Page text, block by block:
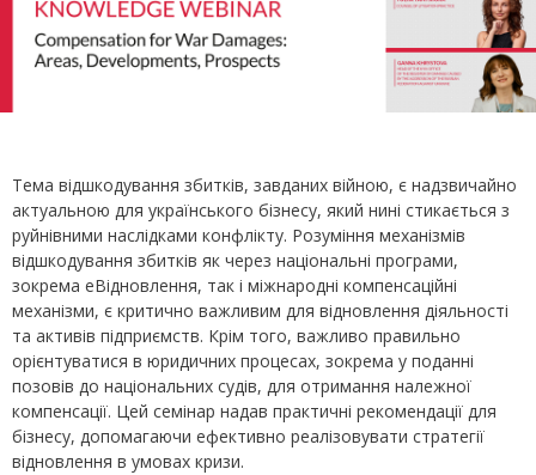
Тема відшкодування збитків, завданих війною, є надзвичайно
актуальною для українського бізнесу, який нині стикається з
руйнівними наслідками конфлікту. Розуміння механізмів
відшкодування збитків як через національні програми,
зокрема eВідновлення, так і міжнародні компенсаційні
механізми, є критично важливим для відновлення діяльності
та активів підприємств. Крім того, важливо правильно
орієнтуватися в юридичних процесах, зокрема у поданні
позовів до національних судів, для отримання належної
компенсації. Цей семінар надав практичні рекомендації для
бізнесу, допомагаючи ефективно реалізовувати стратегії
відновлення в умовах кризи.